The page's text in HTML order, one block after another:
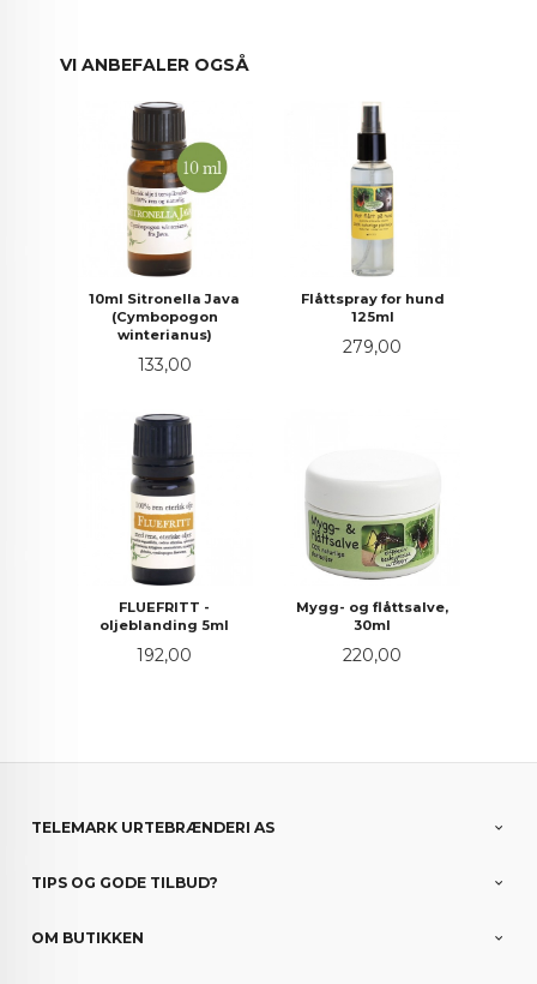
VI ANBEFALER OGSÅ
10ml Sitronella Java
(Cymbopogon
winterianus)
Pris
133,00
Flåttspray for hund
125ml
Pris
279,00
FLUEFRITT -
oljeblanding 5ml
Pris
192,00
Mygg- og flåttsalve,
30ml
Pris
220,00
TELEMARK URTEBRÆNDERI AS
TIPS OG GODE TILBUD?
OM BUTIKKEN